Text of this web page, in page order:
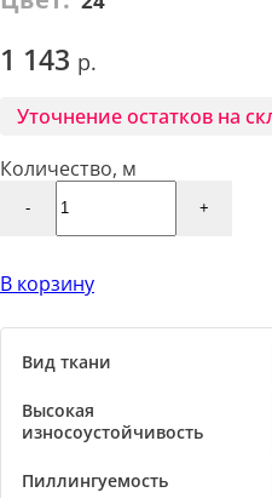
1 143
Уточнение остатков на
Количество, м
- +
В корзину
Вид ткани
Высокая
износоустойчивость
Пиллингуемость